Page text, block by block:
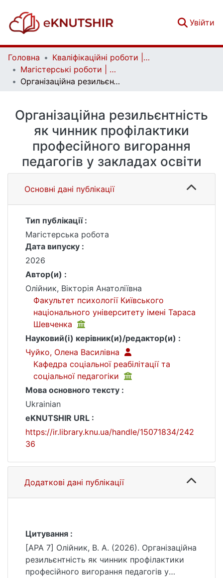
Увійти
Головна
Кваліфікаційні роботи | Qualifying works
Магістерські роботи | Master's theses
Організаційна резильєнтність як чинник профілактики професійного вигорання педагогів у закладах освіти
Організаційна резильєнтність
як чинник профілактики
професійного вигорання
педагогів у закладах освіти
Основні дані публікації
Тип публікації :
Магістерська робота
Дата випуску :
2026
Автор(и) :
Олійник, Вікторія Анатоліївна
Факультет психології Київського
національного університету імені Тараса
Шевченка
Науковий(і) керівник(и)/редактор(и) :
Чуйко, Олена Василівна
Кафедра соціальної реабілітації та
соціальної педагогіки
Мова основного тексту :
Ukrainian
eKNUTSHIR URL :
https://ir.library.knu.ua/handle/15071834/242
36
Додаткові дані публікації
Цитування :
[APA 7] Олійник, В. А. (2026). Організаційна
резильєнтність як чинник профілактики
професійного вигорання педагогів у